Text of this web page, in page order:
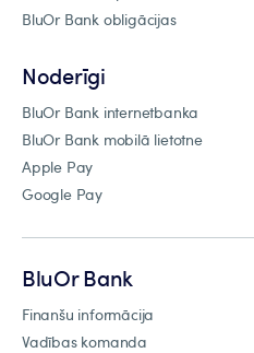
BluOr Bank obligācijas
Noderīgi
BluOr Bank internetbanka
BluOr Bank mobilā lietotne
Apple Pay
Google Pay
BluOr Bank
Finanšu informācija
Vadības komanda